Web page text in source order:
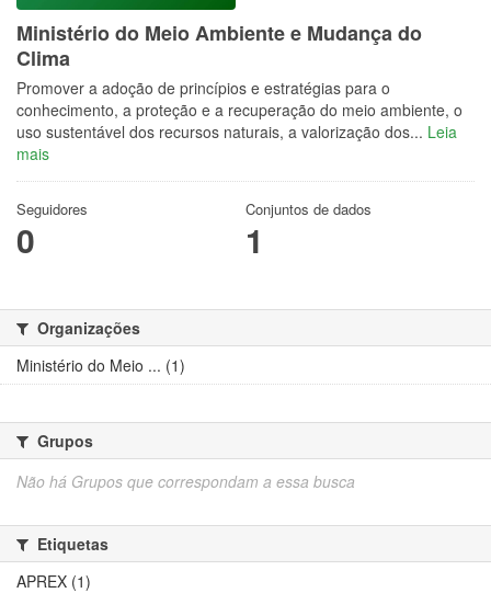
Ministério do Meio Ambiente e Mudança do
Clima
Promover a adoção de princípios e estratégias para o
conhecimento, a proteção e a recuperação do meio ambiente, o
uso sustentável dos recursos naturais, a valorização dos... Leia
mais
Seguidores
0
Conjuntos de dados
1
Organizações
Ministério do Meio ... (1)
Grupos
Não há Grupos que correspondam a essa busca
Etiquetas
APREX (1)